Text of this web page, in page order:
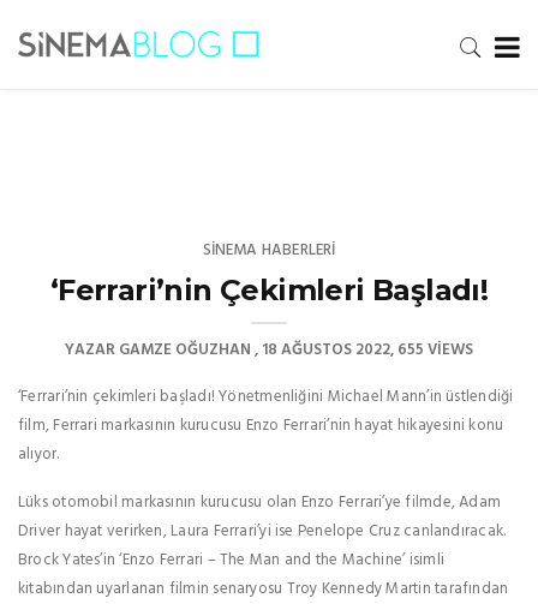
SINEMA HABERLERI
‘Ferrari’nin Çekimleri Başladı!
YAZARGAMZE OĞUZHAN 18 AĞUSTOS 2022 655 VIEWS
‘Ferrari’nin çekimleri başladı! Yönetmenliğini Michael Mann’in üstlendiği
film, Ferrari markasının kurucusu Enzo Ferrari’nin hayat hikayesini konu
alıyor.
Lüks otomobil markasının kurucusu olan Enzo Ferrari’ye filmde, Adam
Driver hayat verirken, Laura Ferrari’yi ise Penelope Cruz canlandıracak.
Brock Yates’in ‘Enzo Ferrari – The Man and the Machine’ isimli
kitabından uyarlanan filmin senaryosu Troy Kennedy Martin tarafından